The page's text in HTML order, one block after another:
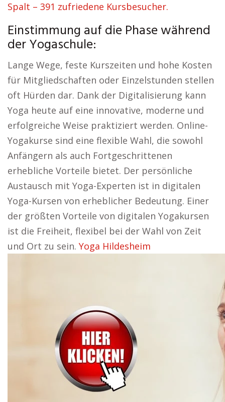
Spalt – 391 zufriedene Kursbesucher.
Einstimmung auf die Phase während
der Yogaschule:
Lange Wege, feste Kurszeiten und hohe Kosten
für Mitgliedschaften oder Einzelstunden stellen
oft Hürden dar. Dank der Digitalisierung kann
Yoga heute auf eine innovative, moderne und
erfolgreiche Weise praktiziert werden. Online-
Yogakurse sind eine flexible Wahl, die sowohl
Anfängern als auch Fortgeschrittenen
erhebliche Vorteile bietet. Der persönliche
Austausch mit Yoga-Experten ist in digitalen
Yoga-Kursen von erheblicher Bedeutung. Einer
der größten Vorteile von digitalen Yogakursen
ist die Freiheit, flexibel bei der Wahl von Zeit
und Ort zu sein. Yoga Hildesheim